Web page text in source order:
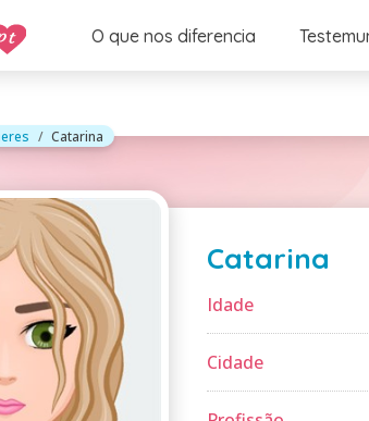
O que nos diferencia
Catarina
Catarina
Idade
Cidade